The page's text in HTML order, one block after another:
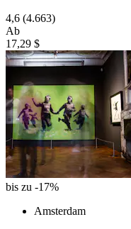
4,6 (4.663)
Ab
17,29 $
bis zu -17%
Amsterdam